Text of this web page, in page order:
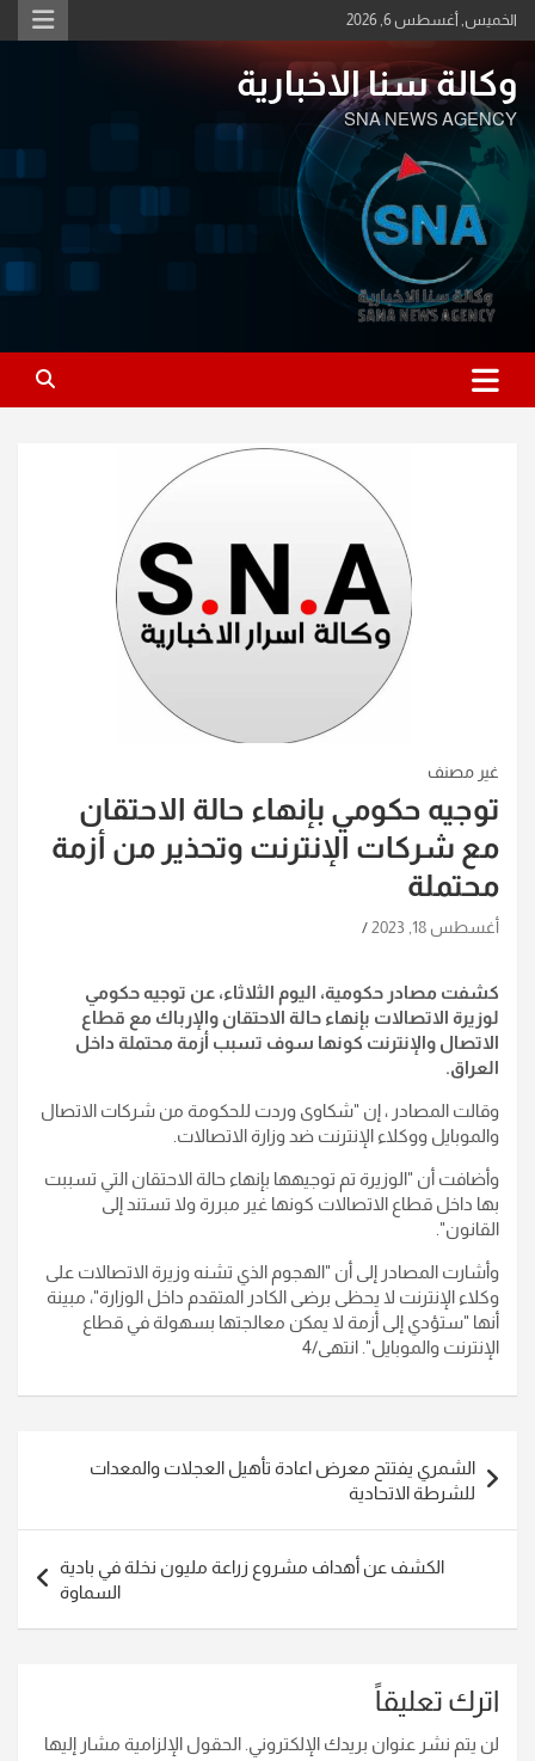
Skip
to
الخميس, أغسطس 6, 2026
وكالة سنا الاخبارية
SNA NEWS AGENCY
غير مصنف
توجيه حكومي بإنهاء حالة الاحتقان
مع شركات الإنترنت وتحذير من أزمة
محتملة
أغسطس 18, 2023
كشفت مصادر حكومية، اليوم الثلاثاء، عن توجيه حكومي
لوزيرة الاتصالات بإنهاء حالة الاحتقان والإرباك مع قطاع
الاتصال والإنترنت كونها سوف تسبب أزمة محتملة داخل
العراق.
وقالت المصادر ، إن "شكاوى وردت للحكومة من شركات الاتصال
والموبايل ووكلاء الإنترنت ضد وزارة الاتصالات.
وأضافت أن "الوزيرة تم توجيهها بإنهاء حالة الاحتقان التي تسببت
بها داخل قطاع الاتصالات كونها غير مبررة ولا تستند إلى
القانون".
وأشارت المصادر إلى أن "الهجوم الذي تشنه وزيرة الاتصالات على
وكلاء الإنترنت لا يحظى برضى الكادر المتقدم داخل الوزارة"، مبينة
أنها "ستؤدي إلى أزمة لا يمكن معالجتها بسهولة في قطاع
الإنترنت والموبايل". انتهى/4
المقالات
الشمري يفتتح معرض اعادة تأهيل العجلات والمعدات
للشرطة الاتحادية
الكشف عن أهداف مشروع زراعة مليون نخلة في بادية
السماوة
اترك تعليقاً
لن يتم نشر عنوان بريدك الإلكتروني. الحقول الإلزامية مشار إليها